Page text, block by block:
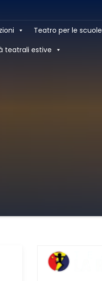
Teatro per le scuole
teatrali estive